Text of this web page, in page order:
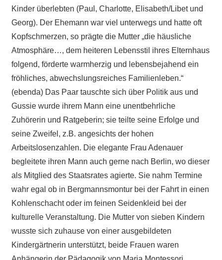
Kinder überlebten (Paul, Charlotte, Elisabeth/Libet und
Georg). Der Ehemann war viel unterwegs und hatte oft
Kopfschmerzen, so prägte die Mutter „die häusliche
Atmosphäre…, dem heiteren Lebensstil ihres Elternhaus
folgend, förderte warmherzig und lebensbejahend ein
fröhliches, abwechslungsreiches Familienleben.“
(ebenda) Das Paar tauschte sich über Politik aus und
Gussie wurde ihrem Mann eine unentbehrliche
Zuhörerin und Ratgeberin; sie teilte seine Erfolge und
seine Zweifel, z.B. angesichts der hohen
Arbeitslosenzahlen. Die elegante Frau Adenauer
begleitete ihren Mann auch gerne nach Berlin, wo dieser
als Mitglied des Staatsrates agierte. Sie nahm Termine
wahr egal ob in Bergmannsmontur bei der Fahrt in einen
Kohlenschacht oder im feinen Seidenkleid bei der
kulturelle Veranstaltung. Die Mutter von sieben Kindern
wusste sich zuhause von einer ausgebildeten
Kindergärtnerin unterstützt, beide Frauen waren